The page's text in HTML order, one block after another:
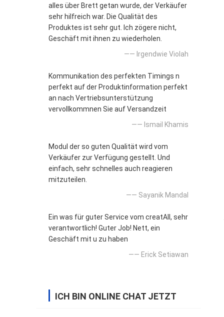
alles über Brett getan wurde, der Verkäufer
sehr hilfreich war. Die Qualität des
Produktes ist sehr gut. Ich zögere nicht,
Geschäft mit ihnen zu wiederholen.
—— Irgendwie Violah
Kommunikation des perfekten Timings n
perfekt auf der Produktinformation perfekt
an nach Vertriebsunterstützung
vervollkommnen Sie auf Versandzeit
—— Ismail Khamis
Modul der so guten Qualität wird vom
Verkäufer zur Verfügung gestellt. Und
einfach, sehr schnelles auch reagieren
mitzuteilen.
—— Sayanik Mandal
Ein was für guter Service vom creatAll, sehr
verantwortlich! Guter Job! Nett, ein
Geschäft mit u zu haben
—— Erick Setiawan
ICH BIN ONLINE CHAT JETZT